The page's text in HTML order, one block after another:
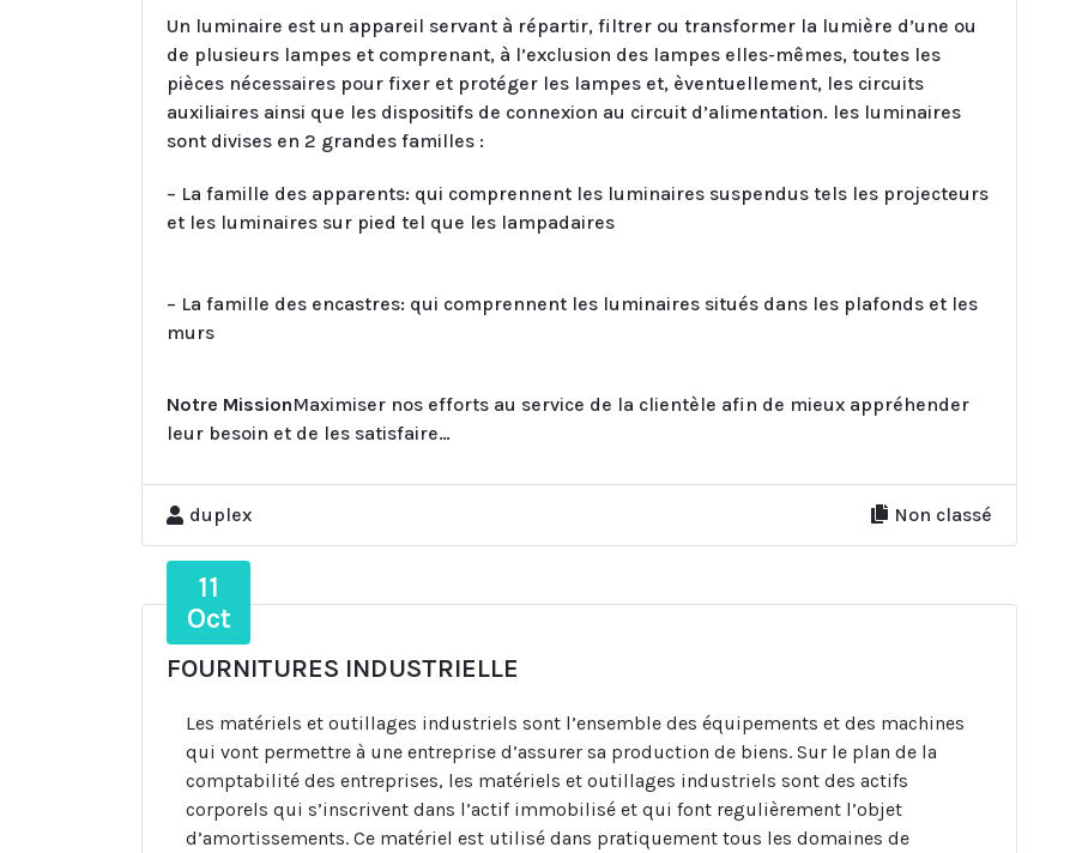
Un luminaire est un appareil servant à répartir, filtrer ou transformer la lumière d’une ou
de plusieurs lampes et comprenant, à l’exclusion des lampes elles-mêmes, toutes les
pièces nécessaires pour fixer et protéger les lampes et, èventuellement, les circuits
auxiliaires ainsi que les dispositifs de connexion au circuit d’alimentation. les luminaires
sont divises en 2 grandes familles :
– La famille des apparents: qui comprennent les luminaires suspendus tels les projecteurs
et les luminaires sur pied tel que les lampadaires
– La famille des encastres: qui comprennent les luminaires situés dans les plafonds et les
murs
Notre MissionMaximiser nos efforts au service de la clientèle afin de mieux appréhender
leur besoin et de les satisfaire…
duplex Non classé
11
Oct
FOURNITURES INDUSTRIELLE
Les matériels et outillages industriels sont l’ensemble des équipements et des machines
qui vont permettre à une entreprise d’assurer sa production de biens. Sur le plan de la
comptabilité des entreprises, les matériels et outillages industriels sont des actifs
corporels qui s’inscrivent dans l’actif immobilisé et qui font regulièrement l’objet
d’amortissements. Ce matériel est utilisé dans pratiquement tous les domaines de